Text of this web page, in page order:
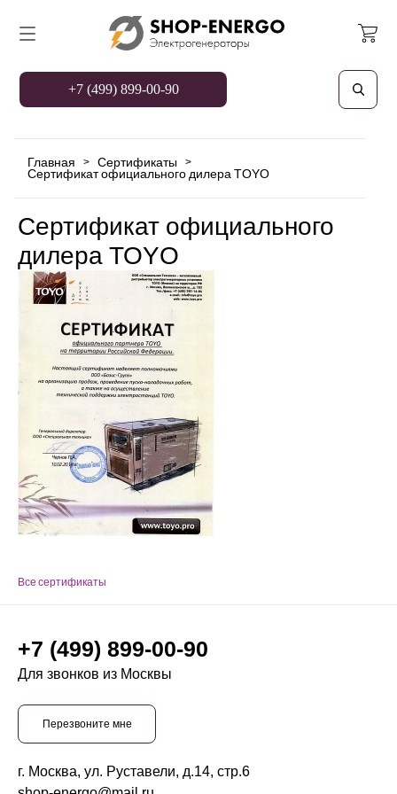
+7 (499) 899-00-90
Главная > Сертификаты >
Сертификат официального дилера TOYO
Сертификат официального
дилера TOYO
Все сертификаты
+7 (499) 899-00-90
Для звонков из Москвы
Перезвоните мне
г. Москва, ул. Руставели, д.14, стр.6